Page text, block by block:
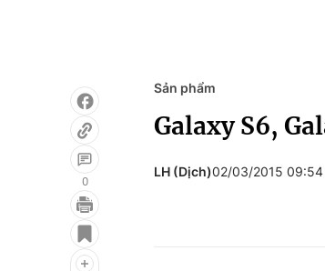
Điện ảnh
0
Sản phẩm
Galaxy S6,
LH (Dịch)02/03/2015 09:54